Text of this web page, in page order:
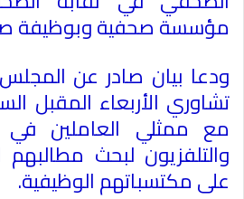
مؤسسة صحفية وبوظيفة
ودعا بيان صادر عن المجلس
تشاوري الأربعاء المقبل
مع ممثلي العاملين
والتلفزيون لبحث مطالبهم
على مكتسباتهم الوظيفية.